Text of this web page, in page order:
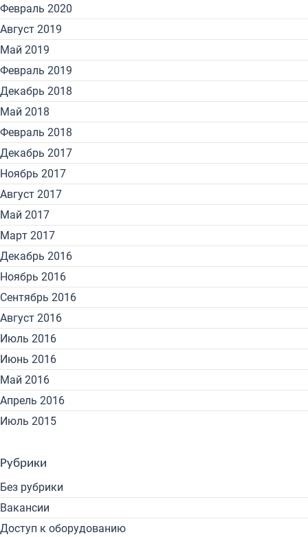
Февраль 2020
Август 2019
Май 2019
Февраль 2019
Декабрь 2018
Май 2018
Февраль 2018
Декабрь 2017
Ноябрь 2017
Август 2017
Май 2017
Март 2017
Декабрь 2016
Ноябрь 2016
Сентябрь 2016
Август 2016
Июль 2016
Июнь 2016
Май 2016
Апрель 2016
Июль 2015
Рубрики
Без рубрики
Вакансии
Доступ к оборудованию